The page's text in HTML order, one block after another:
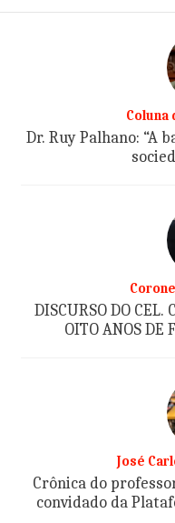
Coluna
Dr. Ruy Palhano: “A
DISCURSO DO CEL.
OITO ANOS DE
José
Crônica do
convidado da